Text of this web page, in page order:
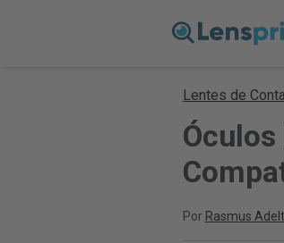
Lentes de
Óculos
Por Rasmus